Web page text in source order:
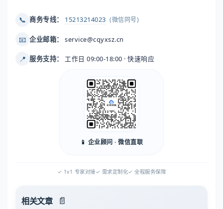
📞 商务专线： 15213214023 (微信同号)
📧 企业邮箱： service@cqyxsz.cn
📍 服务支持： 工作日 09:00-18:00 · 快速响应
📱 企业顾问 · 微信直联
✓ 1v1 专家对接✓ 需求定制化✓ 全程服务保障
相关文章